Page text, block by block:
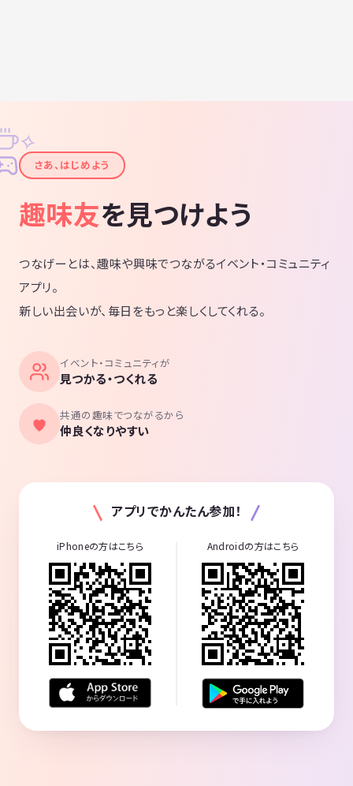
✦
✧
さあ、はじめよう
趣味友を見つけよう
つなげーとは、趣味や興味でつながるイベント・コミュニティ
アプリ。
新しい出会いが、毎日をもっと楽しくしてくれる。
イベント・コミュニティが
見つかる・つくれる
共通の趣味でつながるから
仲良くなりやすい
アプリでかんたん参加！
iPhoneの方はこちら Androidの方はこちら